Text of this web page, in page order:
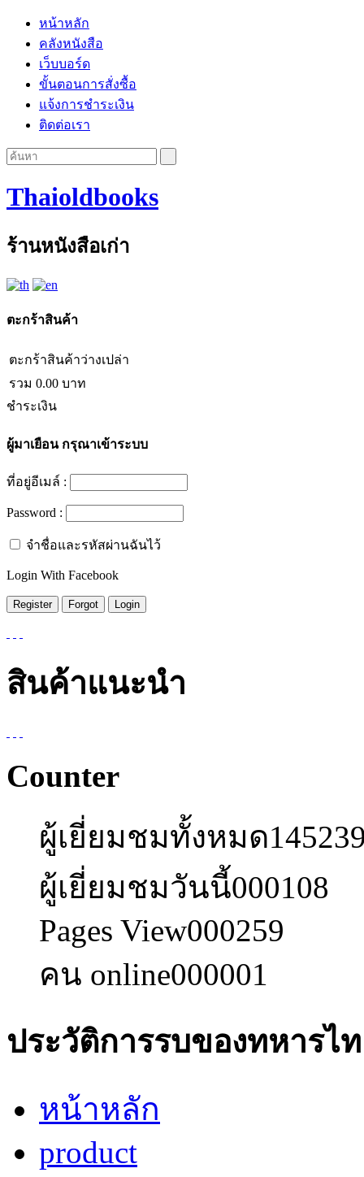
หน้าหลัก
คลังหนังสือ
เว็บบอร์ด
ขั้นตอนการสั่งซื้อ
แจ้งการชำระเงิน
ติดต่อเรา
Thaioldbooks
ร้านหนังสือเก่า
ตะกร้าสินค้า
ตะกร้าสินค้าว่างเปล่า
รวม 0.00 บาท
ชำระเงิน
ผู้มาเยือนกรุณาเข้าระบบ
ที่อยู่อีเมล์ :
Password :
จำชื่อและรหัสผ่านฉันไว้
Login With Facebook
สินค้าแนะนำ
Counter
ผู้เยี่ยมชมทั้งหมด
ผู้เยี่ยมชมวันนี้000108
Pages View000259
คน online000001
ประวัติการรบของทหารไ
หน้าหลัก
product